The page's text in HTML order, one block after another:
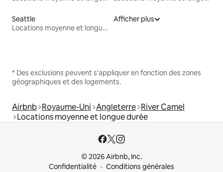
Seattle
Locations moyenne et longue durée
Afficher plus
* Des exclusions peuvent s'appliquer en fonction des zones
géographiques et des logements.
Airbnb Royaume-Uni Angleterre River Camel
Locations moyenne et longue durée
© 2026 Airbnb, Inc.
Confidentialité
Conditions générales